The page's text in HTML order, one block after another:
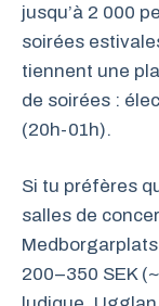
jusqu’à 2 000
soirées
tiennent une
de soirées :
(20h-01h).
Si tu préfères
salles de
200–350 SEK